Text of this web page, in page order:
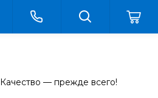
Качество — прежде всего!